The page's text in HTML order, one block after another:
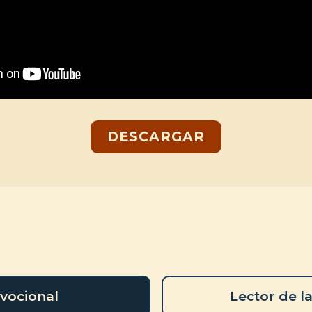
DESCARGAR
Lector de